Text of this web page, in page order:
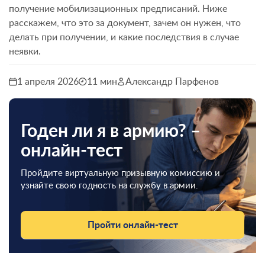
получение мобилизационных предписаний. Ниже
расскажем, что это за документ, зачем он нужен, что
делать при получении, и какие последствия в случае
неявки.
1 апреля 2026 11 мин Александр Парфенов
Годен ли я в армию? –
онлайн-тест
Пройдите виртуальную призывную комиссию и
узнайте свою годность на службу в армии.
Пройти онлайн-тест